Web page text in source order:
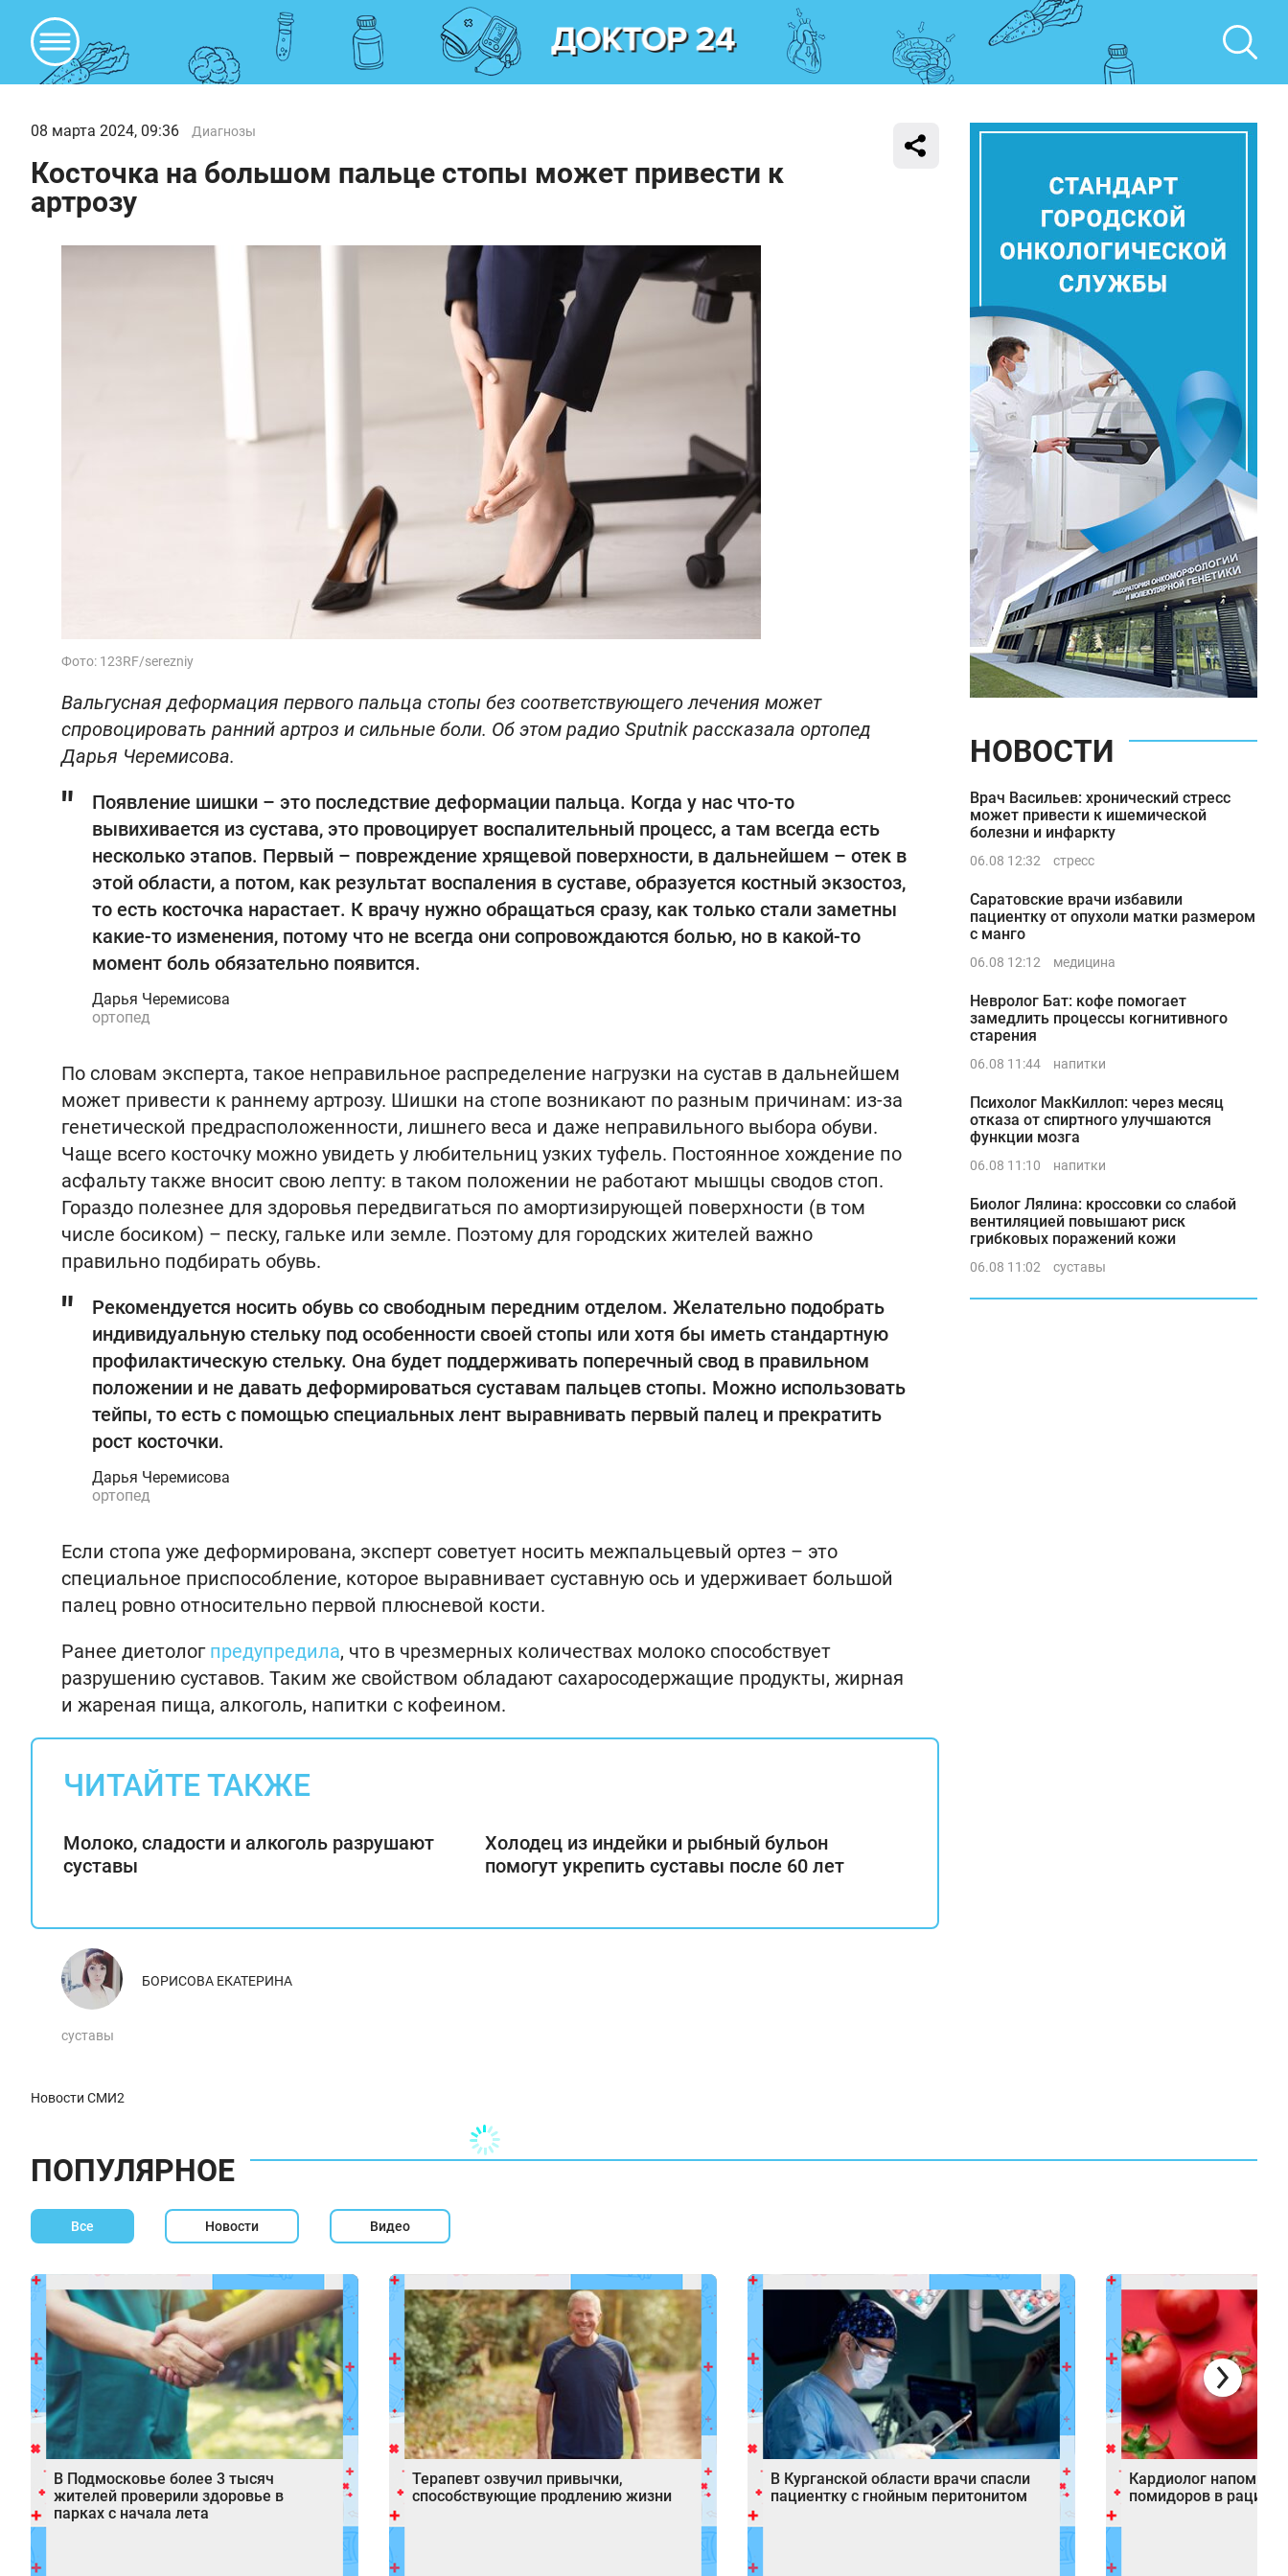
08 марта 2024, 09:36 Диагнозы
Косточка на большом пальце стопы может привести к
артрозу
Фото: 123RF/serezniy
Вальгусная деформация первого пальца стопы без соответствующего лечения может
спровоцировать ранний артроз и сильные боли. Об этом радио Sputnik рассказала ортопед
Дарья Черемисова.
Появление шишки – это последствие деформации пальца. Когда у нас что-то
вывихивается из сустава, это провоцирует воспалительный процесс, а там всегда есть
несколько этапов. Первый – повреждение хрящевой поверхности, в дальнейшем – отек в
этой области, а потом, как результат воспаления в суставе, образуется костный экзостоз,
то есть косточка нарастает. К врачу нужно обращаться сразу, как только стали заметны
какие-то изменения, потому что не всегда они сопровождаются болью, но в какой-то
момент боль обязательно появится.
Дарья Черемисова
ортопед
По словам эксперта, такое неправильное распределение нагрузки на сустав в дальнейшем
может привести к раннему артрозу. Шишки на стопе возникают по разным причинам: из-за
генетической предрасположенности, лишнего веса и даже неправильного выбора обуви.
Чаще всего косточку можно увидеть у любительниц узких туфель. Постоянное хождение по
асфальту также вносит свою лепту: в таком положении не работают мышцы сводов стоп.
Гораздо полезнее для здоровья передвигаться по амортизирующей поверхности (в том
числе босиком) – песку, гальке или земле. Поэтому для городских жителей важно
правильно подбирать обувь.
Рекомендуется носить обувь со свободным передним отделом. Желательно подобрать
индивидуальную стельку под особенности своей стопы или хотя бы иметь стандартную
профилактическую стельку. Она будет поддерживать поперечный свод в правильном
положении и не давать деформироваться суставам пальцев стопы. Можно использовать
тейпы, то есть с помощью специальных лент выравнивать первый палец и прекратить
рост косточки.
Дарья Черемисова
ортопед
Если стопа уже деформирована, эксперт советует носить межпальцевый ортез – это
специальное приспособление, которое выравнивает суставную ось и удерживает большой
палец ровно относительно первой плюсневой кости.
Ранее диетологпредупредила, что в чрезмерных количествах молоко способствует
разрушению суставов. Таким же свойством обладают сахаросодержащие продукты, жирная
и жареная пища, алкоголь, напитки с кофеином.
ЧИТАЙТЕ ТАКЖЕ
Молоко, сладости и алкоголь разрушают
суставы
Холодец из индейки и рыбный бульон
помогут укрепить суставы после 60 лет
БОРИСОВА ЕКАТЕРИНА
суставы
Новости СМИ2
НОВОСТИ
Врач Васильев: хронический стресс
может привести к ишемической
болезни и инфаркту
06.08 12:32 стресс
Саратовские врачи избавили
пациентку от опухоли матки размером
с манго
06.08 12:12 медицина
Невролог Бат: кофе помогает
замедлить процессы когнитивного
старения
06.08 11:44 напитки
Психолог МакКиллоп: через месяц
отказа от спиртного улучшаются
функции мозга
06.08 11:10 напитки
Биолог Лялина: кроссовки со слабой
вентиляцией повышают риск
грибковых поражений кожи
06.08 11:02 суставы
ПОПУЛЯРНОЕ
Все Новости Видео
В Подмосковье более 3 тысяч
жителей проверили здоровье в
парках с начала лета
Терапевт озвучил привычки,
способствующие продлению жизни
В Курганской области врачи спасли
пациентку с гнойным перитонитом
Кардиолог напомнил
помидоров в рационе